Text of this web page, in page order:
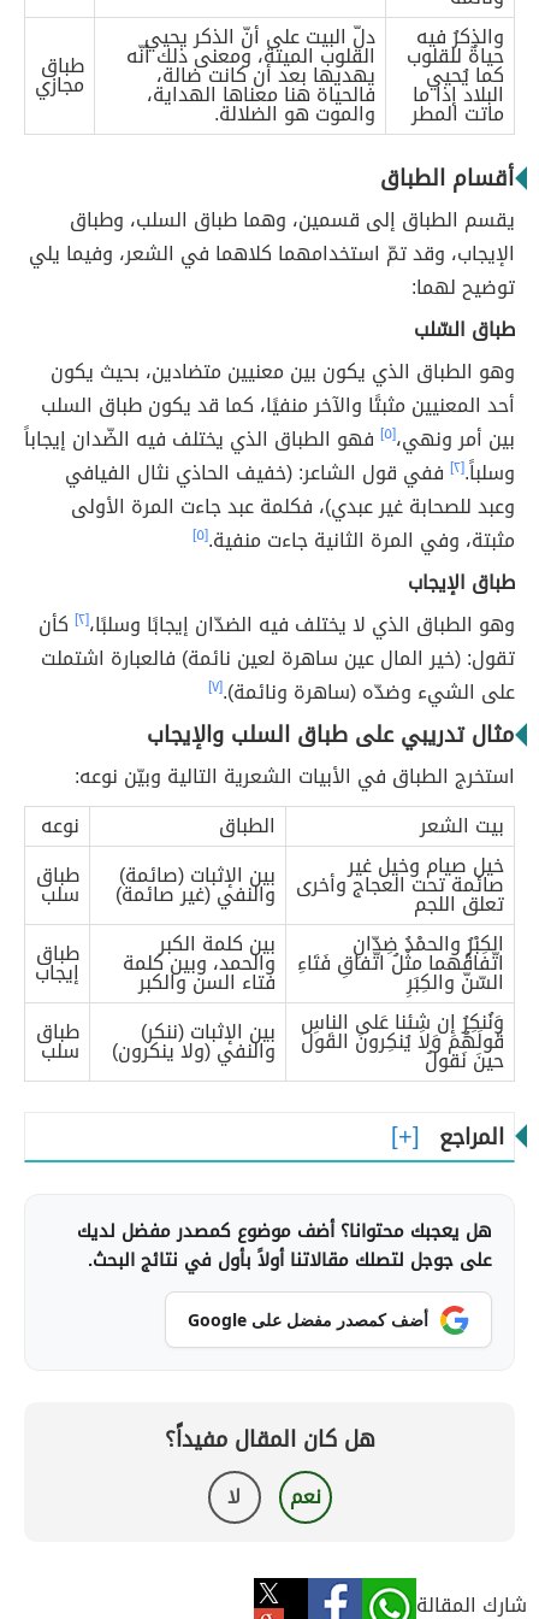
والذكرُ فيه
حياةٌ للقلوب
كما يُحيي
البلاد إذا ما
ماتت المطر
دلّ البيت على أنّ الذكر يحيي
القلوب الميتة، ومعنى ذلك أنّه
يهديها بعد أن كانت ضالة،
فالحياة هنا معناها الهداية،
والموت هو الضلالة.
طباق
مجازي
أقسام الطباق
يقسم الطباق إلى قسمين، وهما طباق السلب، وطباق
الإيجاب، وقد تمّ استخدامهما كلاهما في الشعر، وفيما يلي
توضيح لهما:
طباق السّلب
وهو الطباق الذي يكون بين معنيين متضادين، بحيث يكون
أحد المعنيين مثبتًا والآخر منفيًا، كما قد يكون طباق السلب
بين أمر ونهي،[٥]
فهو الطباق الذي يختلف فيه الضّدان إيجاباً
وسلباً.[٢]
ففي قول الشاعر: (خفيف الحاذي نثال الفيافي
وعبد للصحابة غير عبدي)، فكلمة عبد جاءت المرة الأولى
مثبتة، وفي المرة الثانية جاءت منفية.[٥]
طباق الإيجاب
وهو الطباق الذي لا يختلف فيه الضدّان إيجابًا وسلبًا،[٢]
كأن
تقول: (خير المال عين ساهرة لعين نائمة) فالعبارة اشتملت
على الشيء وضدّه (ساهرة ونائمة).[٧]
مثال تدريبي على طباق السلب والإيجاب
استخرج الطباق في الأبيات الشعرية التالية وبيّن نوعه:
بيت الشعر
الطباق
نوعه
خيل صيام وخيل غير
صائمة تحت العجاج وأخرى
تعلق اللجم
بين الإثبات (صائمة)
والنفي (غير صائمة)
طباق
سلب
الكِبْرُ والحمْدُ ضِدّانِ
اتّفاقُهما مثْلُ اتّفاقِ فَتَاءِ
السّنّ والكِبَرِ
بين كلمة الكبر
والحمد، وبين كلمة
فتاء السن والكبر
طباق
إيجاب
وَنُنكِرُ إِن شِئنا عَلى الناسِ
قَولَهُم وَلا يُنكِرونَ القَولَ
حينَ نَقولُ
بين الإثبات (ننكر)
والنفي (ولا ينكرون)
طباق
سلب
المراجع
هل يعجبك محتوانا؟ أضف موضوع كمصدر مفضل لديك
على جوجل لتصلك مقالاتنا أولاً بأول في نتائج البحث.
أضف كمصدر مفضل على Google
هل كان المقال مفيداً؟
نعم لا
شارك المقالة